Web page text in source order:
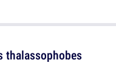
thalassophobes